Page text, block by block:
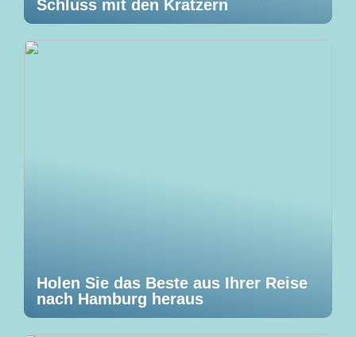
Schluss mit den Kratzern
Holen Sie das Beste aus Ihrer Reise
nach Hamburg heraus